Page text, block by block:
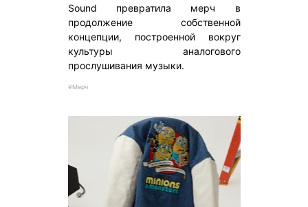
Sound превратила мерч в
продолжение собственной
концепции, построенной вокруг
культуры аналогового
прослушивания музыки.
#Мерч